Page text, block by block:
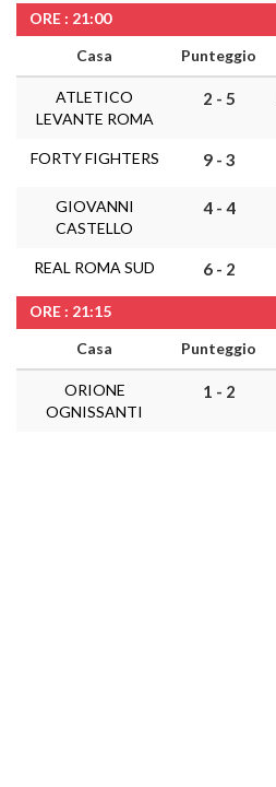
ORE : 21:00
Casa
Punteggio
ATLETICO
LEVANTE ROMA
2 - 5
FORTY FIGHTERS 9 - 3
GIOVANNI
CASTELLO
4 - 4
REAL ROMA SUD 6 - 2
ORE : 21:15
Casa
Punteggio
ORIONE
OGNISSANTI
1 - 2